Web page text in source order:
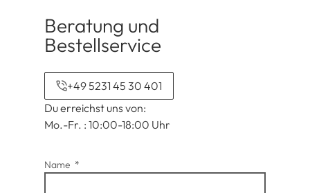
Beratung und
Bestellservice
+49 5231 45 30 401
Du erreichst uns von:
Mo.-Fr. : 10:00-18:00 Uhr
Name